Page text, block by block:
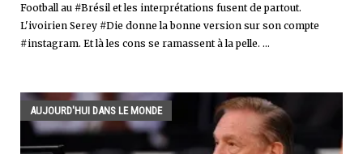
Football au #Brésil et les interprétations fusent de partout.
L'ivoirien Serey #Die donne la bonne version sur son compte
#instagram. Et là les cons se ramassent à la pelle. ...
AUJOURD'HUI DANS LE MONDE